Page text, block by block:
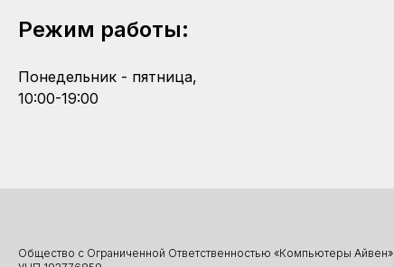
Режим работы:
Понедельник - пятница,
10:00-19:00
Общество с Ограниченной Ответственностью «Компьютеры Айвен»